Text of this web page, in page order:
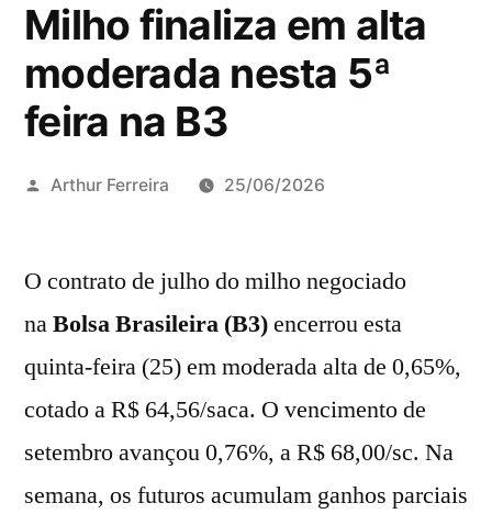
Milho finaliza em alta
moderada nesta 5ª
feira na B3
Publicado
Arthur Ferreira 25/06/2026
O contrato de julho do milho negociado
naBolsa Brasileira (B3)encerrou esta
quinta-feira (25) em moderada alta de 0,65%,
cotado a R$ 64,56/saca. O vencimento de
setembro avançou 0,76%, a R$ 68,00/sc. Na
semana, os futuros acumulam ganhos parciais